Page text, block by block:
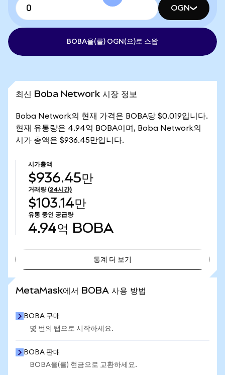
OGN
BOBA을(를) OGN(으)로 스왑
최신 Boba Network 시장 정보
Boba Network의 현재 가격은 BOBA당 $0.019입니다.
현재 유통량은 4.94억 BOBA이며, Boba Network의
시가 총액은 $936.45만입니다.
시가총액
$936.45만
거래량 (24시간)
$103.14만
유통 중인 공급량
4.94억 BOBA
통계 더 보기
MetaMask에서 BOBA 사용 방법
BOBA 구매
몇 번의 탭으로 시작하세요.
BOBA 판매
BOBA을(를) 현금으로 교환하세요.